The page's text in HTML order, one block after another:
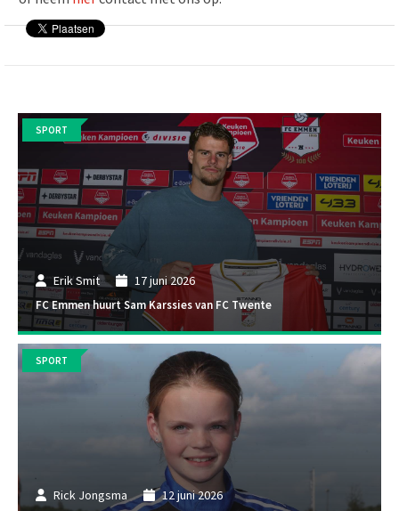
Erik Smit 17 juni 2026
FC Emmen huurt Sam Karssies van FC Twente
SPORT
Rick Jongsma 12 juni 2026
SPORT